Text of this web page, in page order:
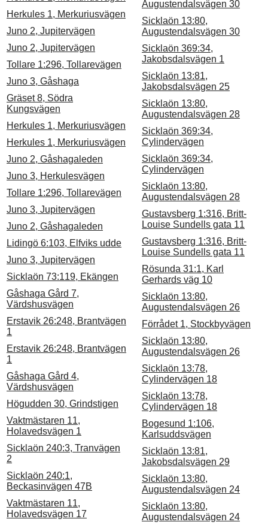
Herkules 1, Merkuriusvägen
Juno 2, Jupitervägen
Juno 2, Jupitervägen
Tollare 1:296, Tollarevägen
Juno 3, Gåshaga
Gräset 8, Södra
Kungsvägen
Herkules 1, Merkuriusvägen
Herkules 1, Merkuriusvägen
Juno 2, Gåshagaleden
Juno 3, Herkulesvägen
Tollare 1:296, Tollarevägen
Juno 3, Jupitervägen
Juno 2, Gåshagaleden
Lidingö 6:103, Elfviks udde
Juno 3, Jupitervägen
Sicklaön 73:119, Ekängen
Gåshaga Gård 7,
Värdshusvägen
Erstavik 26:248, Brantvägen
1
Erstavik 26:248, Brantvägen
1
Gåshaga Gård 4,
Värdshusvägen
Högudden 30, Grindstigen
Vaktmästaren 11,
Holavedsvägen 1
Sicklaön 240:3, Tranvägen
2
Sicklaön 240:1,
Beckasinvägen 47B
Vaktmästaren 11,
Holavedsvägen 17
Augustendalsvägen 30
Sicklaön 13:80,
Augustendalsvägen 30
Sicklaön 369:34,
Jakobsdalsvägen 1
Sicklaön 13:81,
Jakobsdalsvägen 25
Sicklaön 13:80,
Augustendalsvägen 28
Sicklaön 369:34,
Cylindervägen
Sicklaön 369:34,
Cylindervägen
Sicklaön 13:80,
Augustendalsvägen 28
Gustavsberg 1:316, Britt-
Louise Sundells gata 11
Gustavsberg 1:316, Britt-
Louise Sundells gata 11
Rösunda 31:1, Karl
Gerhards väg 10
Sicklaön 13:80,
Augustendalsvägen 26
Förrådet 1, Stockbyvägen
Sicklaön 13:80,
Augustendalsvägen 26
Sicklaön 13:78,
Cylindervägen 18
Sicklaön 13:78,
Cylindervägen 18
Bogesund 1:106,
Karlsuddsvägen
Sicklaön 13:81,
Jakobsdalsvägen 29
Sicklaön 13:80,
Augustendalsvägen 24
Sicklaön 13:80,
Augustendalsvägen 24